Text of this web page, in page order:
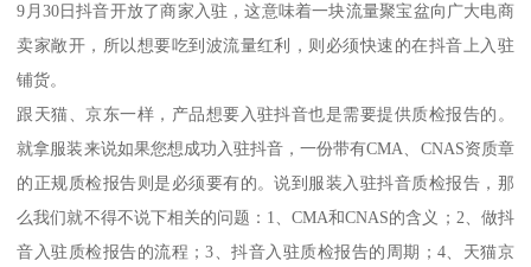
9月30日抖音开放了商家入驻，这意味着一块流量聚宝盆向广大电商
卖家敞开，所以想要吃到波流量红利，则必须快速的在抖音上入驻
铺货。
跟天猫、京东一样，产品想要入驻抖音也是需要提供质检报告的。
就拿服装来说如果您想成功入驻抖音，一份带有CMA、CNAS资质章
的正规质检报告则是必须要有的。说到服装入驻抖音质检报告，那
么我们就不得不说下相关的问题：1、CMA和CNAS的含义；2、做抖
音入驻质检报告的流程；3、抖音入驻质检报告的周期；4、天猫京